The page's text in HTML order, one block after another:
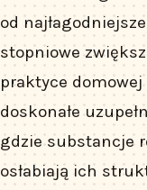
od
stopniowe
praktyce
doskonałe
gdzie substancje
osłabiają ich